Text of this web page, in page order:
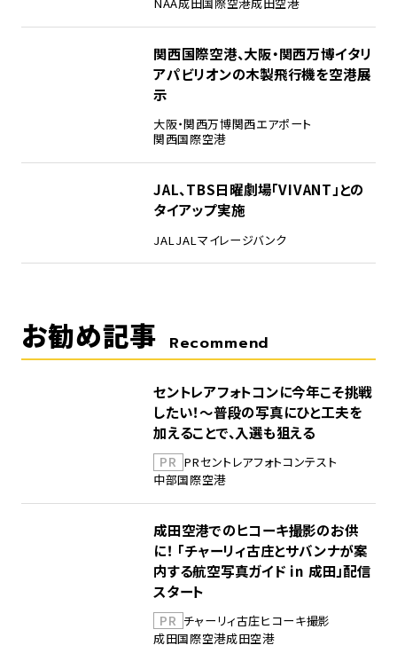
関西国際空港、大阪・関西万博イタリ
アパビリオンの木製飛行機を空港展
示
大阪・関西万博関西エアポート
関西国際空港
JAL、TBS日曜劇場「VIVANT」との
タイアップ実施
JAL JALマイレージバンク
お勧め記事 Recommend
セントレアフォトコンに今年こそ挑戦
したい！～普段の写真にひと工夫を
加えることで、入選も狙える
PR PRセントレアフォトコンテスト
中部国際空港
成田空港でのヒコーキ撮影のお供
に！ 「チャーリィ古庄とサバンナが案
内する航空写真ガイド in 成田」配信
スタート
PR チャーリィ古庄ヒコーキ撮影
成田国際空港成田空港